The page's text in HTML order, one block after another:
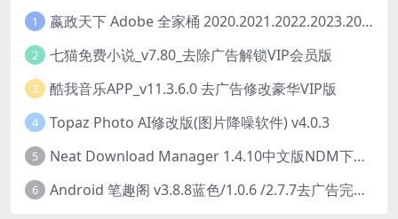
1 嬴政天下 Adobe 全家桶 2020.2021.2022.2023.2024.2025大师版（2025年08月版 ）
2 七猫免费小说_v7.80_去除广告解锁VIP会员版
3 酷我音乐APP_v11.3.6.0 去广告修改豪华VIP版
4 Topaz Photo AI修改版(图片降噪软件) v4.0.3
5 Neat Download Manager 1.4.10中文版NDM下载器简称NDM
6 Android 笔趣阁 v3.8.8蓝色/1.0.6 /2.7.7去广告完美版